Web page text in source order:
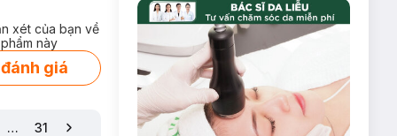
xét của bạn về
này
giá
… 31